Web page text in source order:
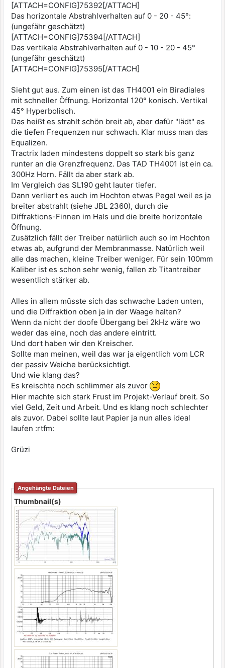
[ATTACH=CONFIG]75392[/ATTACH]
Das horizontale Abstrahlverhalten auf 0 - 20 - 45°:
(ungefähr geschätzt)
[ATTACH=CONFIG]75394[/ATTACH]
Das vertikale Abstrahlverhalten auf 0 - 10 - 20 - 45°
(ungefähr geschätzt)
[ATTACH=CONFIG]75395[/ATTACH]
Sieht gut aus. Zum einen ist das TH4001 ein Biradiales
mit schneller Öffnung. Horizontal 120° konisch. Vertikal
45° Hyperbolisch.
Das heißt es strahlt schön breit ab, aber dafür "lädt" es
die tiefen Frequenzen nur schwach. Klar muss man das
Equalizen.
Tractrix laden mindestens doppelt so stark bis ganz
runter an die Grenzfrequenz. Das TAD TH4001 ist ein ca.
300Hz Horn. Fällt da aber stark ab.
Im Vergleich das SL190 geht lauter tiefer.
Dann verliert es auch im Hochton etwas Pegel weil es ja
breiter abstrahlt (siehe JBL 2360), durch die
Diffraktions-Finnen im Hals und die breite horizontale
Öffnung.
Zusätzlich fällt der Treiber natürlich auch so im Hochton
etwas ab, aufgrund der Membranmasse. Natürlich weil
alle das machen, kleine Treiber weniger. Für sein 100mm
Kaliber ist es schon sehr wenig, fallen zb Titantreiber
wesentlich stärker ab.
Alles in allem müsste sich das schwache Laden unten,
und die Diffraktion oben ja in der Waage halten?
Wenn da nicht der doofe Übergang bei 2kHz wäre wo
weder das eine, noch das andere eintritt.
Und dort haben wir den Kreischer.
Sollte man meinen, weil das war ja eigentlich vom LCR
der passiv Weiche berücksichtigt.
Und wie klang das?
Es kreischte noch schlimmer als zuvor
Hier machte sich stark Frust im Projekt-Verlauf breit. So
viel Geld, Zeit und Arbeit. Und es klang noch schlechter
als zuvor. Dabei sollte laut Papier ja nun alles ideal
laufen :rtfm:
Grüzi
Angehängte Dateien
Thumbnail(s)